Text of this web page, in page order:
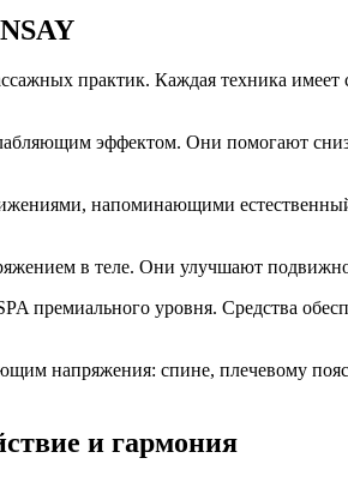
практик. Каждая техника
эффектом. Они помогают
напоминающими
в теле. Они улучшают
премиального уровня. Средства
напряжения: спине, плечевому
и гармония